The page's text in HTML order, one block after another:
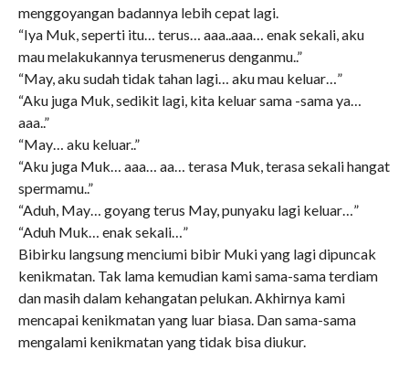
menggoyangan badannya lebih cepat lagi.
“Iya Muk, seperti itu… terus… aaa..aaa… enak sekali, aku
mau melakukannya terusmenerus denganmu..”
“May, aku sudah tidak tahan lagi… aku mau keluar…”
“Aku juga Muk, sedikit lagi, kita keluar sama -sama ya…
aaa..”
“May… aku keluar..”
“Aku juga Muk… aaa… aa… terasa Muk, terasa sekali hangat
spermamu..”
“Aduh, May… goyang terus May, punyaku lagi keluar…”
“Aduh Muk… enak sekali…”
Bibirku langsung menciumi bibir Muki yang lagi dipuncak
kenikmatan. Tak lama kemudian kami sama-sama terdiam
dan masih dalam kehangatan pelukan. Akhirnya kami
mencapai kenikmatan yang luar biasa. Dan sama-sama
mengalami kenikmatan yang tidak bisa diukur.